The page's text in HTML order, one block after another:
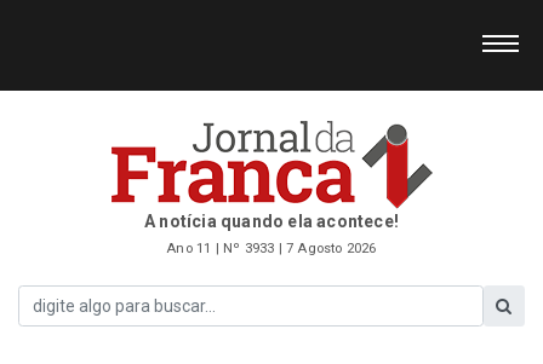
A notícia quando ela acontece!
Ano 11 | Nº 3933 | 7 Agosto 2026